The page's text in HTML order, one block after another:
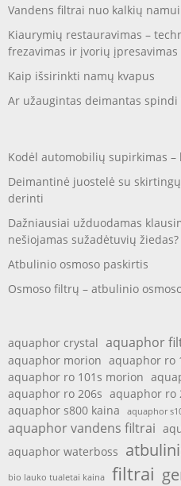
Vandens filtrai nuo kalkių namui
Kiaurymių restauravimas –
frezavimas ir įvorių įpresavimas
Kaip išsirinkti namų kvapus
Ar užaugintas deimantas
Kodėl automobilių supirkimas –
Deimantinė juostelė su
derinti
Dažniausiai užduodamas
nešiojamas sužadėtuvių žiedas?
Atbulinio osmoso paskirtis
Osmoso filtrų – atbulinio
aquaphor crystal aquaphor
aquaphor morion aquaphor ro
aquaphor ro 101s morion
aquaphor ro 206s aquaphor ro
aquaphor s800 kaina
aquaphor
aquaphor vandens filtrai
aquaphor waterboss
bio lauko tualetai kaina filtrai